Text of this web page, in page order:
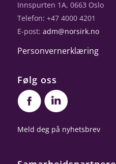
Innspurten 1A, 0663 Oslo
Telefon: +47 4000 4201
E-post: adm@norsirk.no
Personvernerklæring
Følg oss
Meld deg på nyhetsbrev